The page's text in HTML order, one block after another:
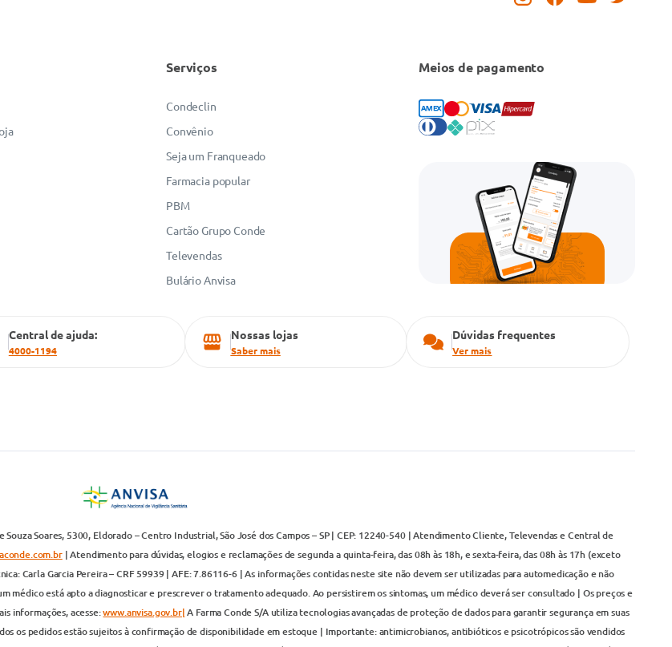
Serviços
Condeclin
Convênio
Seja um Franqueado
Farmacia popular
PBM
Cartão Grupo Conde
Televendas
Bulário Anvisa
Meios de pagamento
Central de ajuda:
4000-1194
Nossas lojas
Saber mais
Dúvidas frequentes
Ver mais
Soares, 5300, Eldorado – Centro Industrial, São José dos Campos – SP | CEP: 12240-540 | Atendimento Cliente, Televendas e Central de
| Atendimento para dúvidas, elogios e reclamações de segunda a quinta-feira, das 08h às 18h, e sexta-feira, das 08h às 17h (exceto
Carla Garcia Pereira – CRF 59939 | AFE: 7.86116-6 | As informações contidas neste site não devem ser utilizadas para automedicação e não
médico está apto a diagnosticar e prescrever o tratamento adequado. Ao persistirem os sintomas, um médico deverá ser consultado | Os preços e
informações, acesse:www.anvisa.gov.br|A Farma Conde S/A utiliza tecnologias avançadas de proteção de dados para garantir segurança em suas
os pedidos estão sujeitos à confirmação de disponibilidade em estoque | Importante: antimicrobianos, antibióticos e psicotrópicos são vendidos